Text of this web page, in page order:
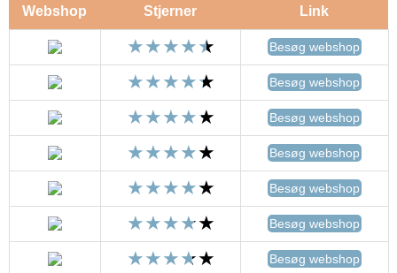
Webshop Stjerner Link
Besøg webshop
Besøg webshop
Besøg webshop
Besøg webshop
Besøg webshop
Besøg webshop
Besøg webshop